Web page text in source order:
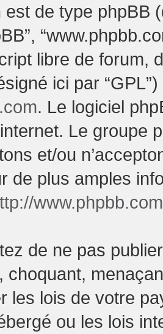
de type phpBB
libre de forum,
ici par
. Le logiciel
Le groupe
et/ou
de plus amples
de ne pas
choquant,
les lois de votre
ou les lois